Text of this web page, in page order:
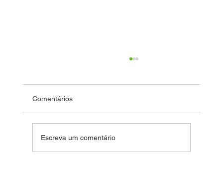
Comentários
Escreva um comentário